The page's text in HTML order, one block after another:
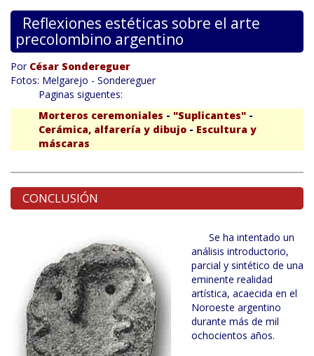
Reflexiones estéticas sobre el arte
precolombino argentino
Por César Sondereguer
Fotos: Melgarejo - Sondereguer
Paginas siguentes:
Morteros ceremoniales - "Suplicantes" -
Cerámica, alfarería y dibujo - Escultura y
máscaras
CONCLUSIÓN
Se ha intentado un
análisis introductorio,
parcial y sintético de una
eminente realidad
artística, acaecida en el
Noroeste argentino
durante más de mil
ochocientos años.